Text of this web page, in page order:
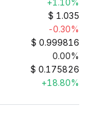
+1.10%
$ 1.035
-0.30%
$ 0.999816
0.00%
$ 0.175826
+18.80%